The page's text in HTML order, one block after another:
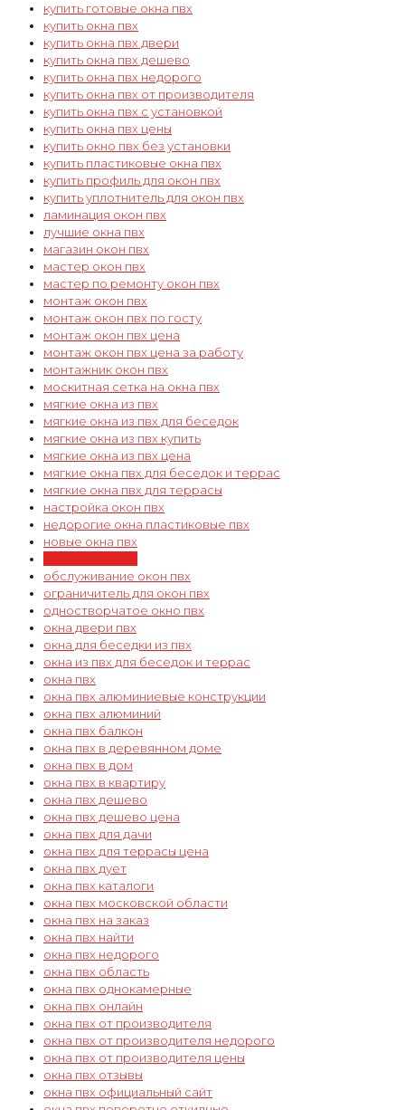
купить готовые окна пвх
купить окна пвх
купить окна пвх двери
купить окна пвх дешево
купить окна пвх недорого
купить окна пвх от производителя
купить окна пвх с установкой
купить окна пвх цены
купить окно пвх без установки
купить пластиковые окна пвх
купить профиль для окон пвх
купить уплотнитель для окон пвх
ламинация окон пвх
лучшие окна пвх
магазин окон пвх
мастер окон пвх
мастер по ремонту окон пвх
монтаж окон пвх
монтаж окон пвх по госту
монтаж окон пвх цена
монтаж окон пвх цена за работу
монтажник окон пвх
москитная сетка на окна пвх
мягкие окна из пвх
мягкие окна из пвх для беседок
мягкие окна из пвх купить
мягкие окна из пвх цена
мягкие окна пвх для беседок и террас
мягкие окна пвх для террасы
настройка окон пвх
недорогие окна пластиковые пвх
новые окна пвх
обслуживание окон пвх
ограничитель для окон пвх
одностворчатое окно пвх
окна двери пвх
окна для беседки из пвх
окна из пвх для беседок и террас
окна пвх
окна пвх алюминиевые конструкции
окна пвх алюминий
окна пвх балкон
окна пвх в деревянном доме
окна пвх в дом
окна пвх в квартиру
окна пвх дешево
окна пвх дешево цена
окна пвх для дачи
окна пвх для террасы цена
окна пвх дует
окна пвх каталоги
окна пвх московской области
окна пвх на заказ
окна пвх найти
окна пвх недорого
окна пвх область
окна пвх однокамерные
окна пвх онлайн
окна пвх от производителя
окна пвх от производителя недорого
окна пвх от производителя цены
окна пвх отзывы
окна пвх официальный сайт